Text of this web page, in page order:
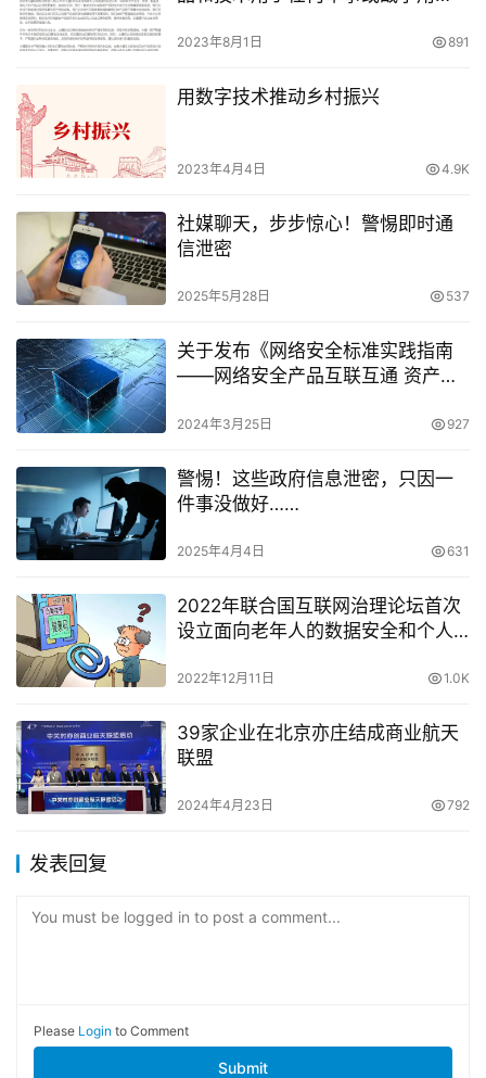
的产品和设备
2023年8月1日 891
用数字技术推动乡村振兴
2023年4月4日 4.9K
社媒聊天，步步惊心！警惕即时通
信泄密
2025年5月28日 537
关于发布《网络安全标准实践指南
——网络安全产品互联互通 资产信
2024年3月25日 927
警惕！这些政府信息泄密，只因一
件事没做好……
2025年4月4日 631
2022年联合国互联网治理论坛首次
设立面向老年人的数据安全和个人
2022年12月11日 1.0K
39家企业在北京亦庄结成商业航天
联盟
2024年4月23日 792
发表回复
You must be logged in to post a comment...
Please Login to Comment
Submit